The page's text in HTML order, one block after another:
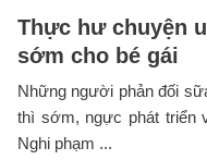
Thực hư chuyện
sớm cho bé gái
Những người phản đối
thì sớm, ngực phát triển
Nghi phạm ...